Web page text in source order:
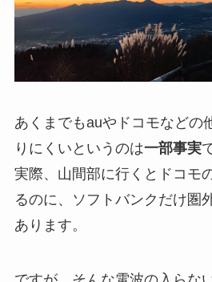
あくまでもauやドコモなどの
りにくいというのは一部事実
実際、山間部に行くとドコモ
るのに、ソフトバンクだけ圏
あります。